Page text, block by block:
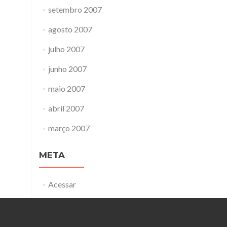
setembro 2007
agosto 2007
julho 2007
junho 2007
maio 2007
abril 2007
março 2007
META
Acessar